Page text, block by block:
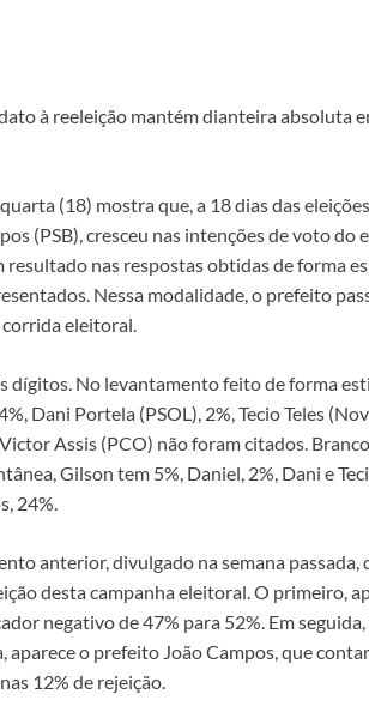
à reeleição mantém dianteira absoluta
(18) mostra que, a 18 dias das
(PSB), cresceu nas intenções de voto do
nas respostas obtidas de forma
Nessa modalidade, o prefeito
eleitoral.
dígitos. No levantamento feito de forma
Dani Portela (PSOL), 2%, Tecio Teles
Assis (PCO) não foram citados.
Gilson tem 5%, Daniel, 2%, Dani e
24%.
anterior, divulgado na semana passada,
desta campanha eleitoral. O primeiro,
negativo de 47% para 52%. Em seguida,
o prefeito João Campos, que
12% de rejeição.